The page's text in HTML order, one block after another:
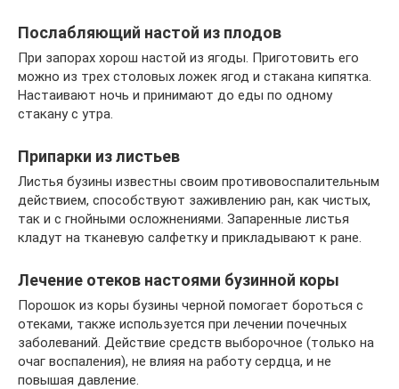
Послабляющий настой из плодов
При запорах хорош настой из ягоды. Приготовить его
можно из трех столовых ложек ягод и стакана кипятка.
Настаивают ночь и принимают до еды по одному
стакану с утра.
Припарки из листьев
Листья бузины известны своим противовоспалительным
действием, способствуют заживлению ран, как чистых,
так и с гнойными осложнениями. Запаренные листья
кладут на тканевую салфетку и прикладывают к ране.
Лечение отеков настоями бузинной коры
Порошок из коры бузины черной помогает бороться с
отеками, также используется при лечении почечных
заболеваний. Действие средств выборочное (только на
очаг воспаления), не влияя на работу сердца, и не
повышая давление.